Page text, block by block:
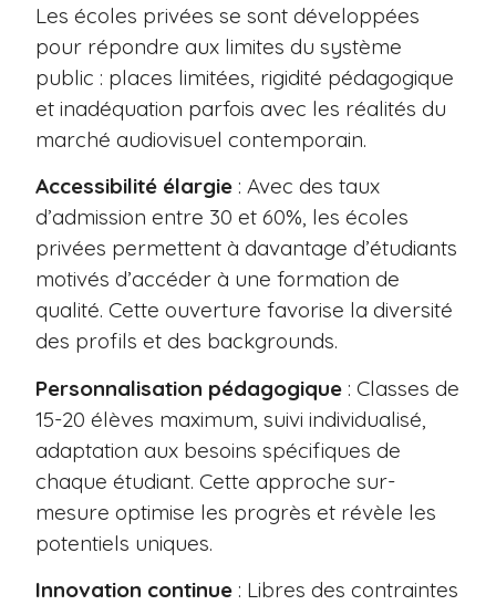
Les écoles privées se sont développées
pour répondre aux limites du système
public : places limitées, rigidité pédagogique
et inadéquation parfois avec les réalités du
marché audiovisuel contemporain.
Accessibilité élargie : Avec des taux
d’admission entre 30 et 60%, les écoles
privées permettent à davantage d’étudiants
motivés d’accéder à une formation de
qualité. Cette ouverture favorise la diversité
des profils et des backgrounds.
Personnalisation pédagogique : Classes de
15-20 élèves maximum, suivi individualisé,
adaptation aux besoins spécifiques de
chaque étudiant. Cette approche sur-
mesure optimise les progrès et révèle les
potentiels uniques.
Innovation continue : Libres des contraintes